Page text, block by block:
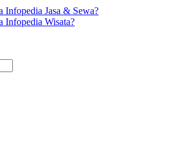
Infopedia Jasa & Sewa?
Infopedia Wisata?